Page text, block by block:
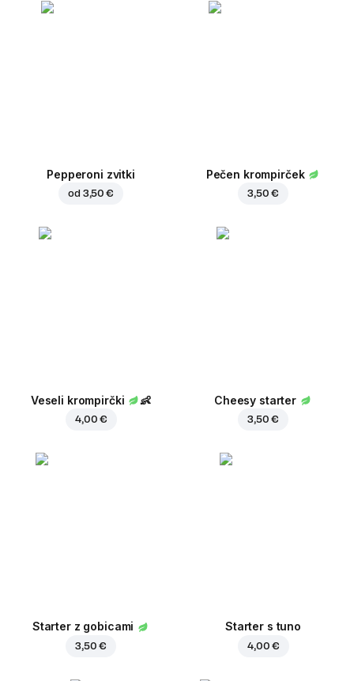
Pepperoni zvitki
od 3,50 €
Pečen krompirček
3,50 €
Veseli krompirčki 👶
4,00 €
Cheesy starter
3,50 €
Starter z gobicami
3,50 €
Starter s tuno
4,00 €